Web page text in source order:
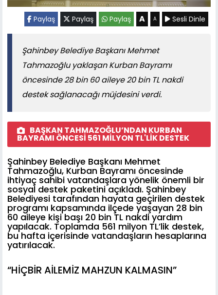
Paylaş Paylaş Paylaş A A Sesli Dinle
Şahinbey Belediye Başkanı Mehmet
Tahmazoğlu yaklaşan Kurban Bayramı
öncesinde 28 bin 60 aileye 20 bin TL nakdi
destek sağlanacağı müjdesini verdi.
BAŞKAN TAHMAZOĞLU’NDAN KURBAN
BAYRAMI ÖNCESİ 561 MİLYON TL'LİK DESTEK
Şahinbey Belediye Başkanı Mehmet
Tahmazoğlu, Kurban Bayramı öncesinde
ihtiyaç sahibi vatandaşlara yönelik önemli bir
sosyal destek paketini açıkladı. Şahinbey
Belediyesi tarafından hayata geçirilen destek
programı kapsamında ilçede yaşayan 28 bin
60 aileye kişi başı 20 bin TL nakdi yardım
yapılacak. Toplamda 561 milyon TL’lik destek,
bu hafta içerisinde vatandaşların hesaplarına
yatırılacak.
“HİÇBİR AİLEMİZ MAHZUN KALMASIN”